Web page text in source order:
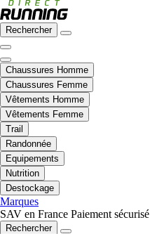
Rechercher
Chaussures Homme
Chaussures Femme
Vêtements Homme
Vêtements Femme
Trail
Randonnée
Equipements
Nutrition
Destockage
Marques
SAV en France Paiement sécurisé
Rechercher